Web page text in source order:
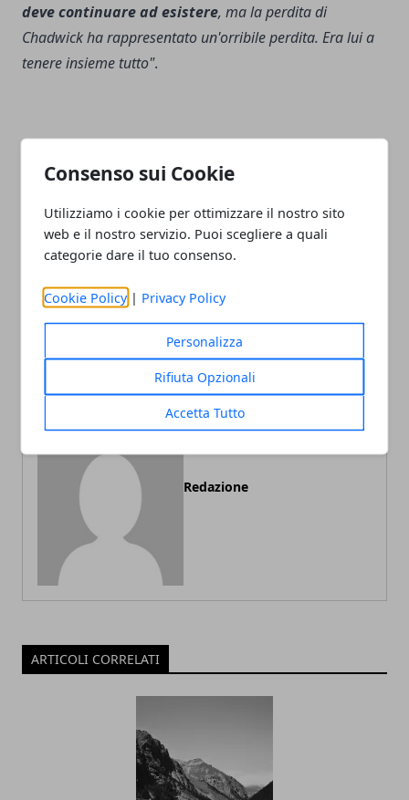
Consenso sui Cookie
Utilizziamo i cookie per ottimizzare il nostro sito
web e il nostro servizio. Puoi scegliere a quali
categorie dare il tuo consenso.
Cookie Policy | Privacy Policy
Personalizza
Rifiuta Opzionali
Accetta Tutto
deve continuare ad esistere, ma la perdita di
Chadwick ha rappresentato un'orribile perdita. Era lui a
tenere insieme tutto".
Facebook
TwitterWhatsapp
Oscar 2021: tutti i record
battuti nelle nomination
appassionato di cinema
Redazione
ARTICOLI CORRELATI